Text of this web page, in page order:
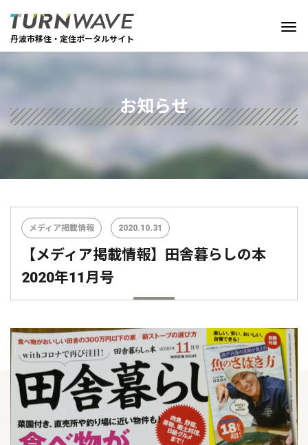
丹波市移住・定住ポータルサイト
お知らせ
メディア掲載情報 2020.10.31
【メディア掲載情報】田舎暮らしの本
2020年11月号